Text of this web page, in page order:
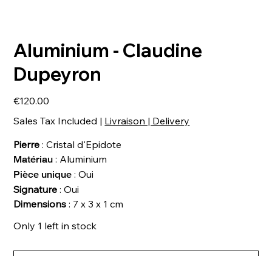
Aluminium - Claudine
Dupeyron
€120.00
Sales Tax Included | Livraison | Delivery
Pierre : Cristal d'Epidote
Matériau : Aluminium
Pièce unique : Oui
Signature : Oui
Dimensions : 7 x 3 x 1 cm
Only 1 left in stock